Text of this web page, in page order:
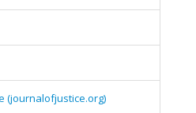
(journalofjustice.org)